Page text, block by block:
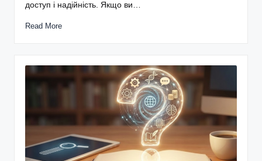
доступ і надійність. Якщо ви…
Read More